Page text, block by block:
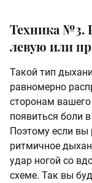
Техника №3.
левую или
Такой тип
равномерно
сторонам
появиться боли
Поэтому если вы
ритмичное
удар ногой со
схеме. Так вы